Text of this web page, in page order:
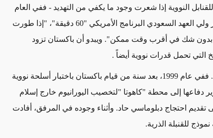
النووية إذا شعرت وجود ما يكفي من التهديد - ففي العام
الماضي، على سبيل المثال، أخبر ولي العهد السعودي البرنامج الأمريكي "60 دقيقة"، "إذا طورت
بدون شك في أقرب وقت ممكن". ويبدو أن باكستان تزود
التي تحمل قدرات نووية أيضاً .
وهناك سابقة وفيرة لهذا التعاون. ففي عام 1999، بعد سنة من قيام باكستان باختبار أسلحة نووية
دفاعها إلى محطة "كاهوتا "لتخصيب اليورانيوم خارج إسلام
تقديم احتجاج دبلوماسي حاد. وأثناء وجوده في المرفق، أفادت
للقنبلة الذرية.